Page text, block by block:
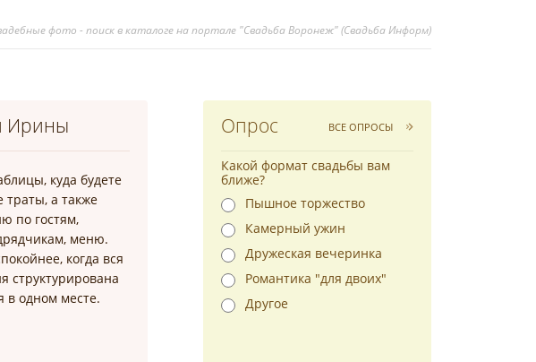
фото - поиск в каталоге на портале "Свадьба Воронеж" (Свадьба Информ)
Ирины
куда будете
траты, а также
по гостям,
меню.
когда вся
структурирована
в одном месте.
Опрос ВСЕ ОПРОСЫ
Какой формат свадьбы вам
ближе?
Пышное торжество
Камерный ужин
Дружеская вечеринка
Романтика "для двоих"
Другое